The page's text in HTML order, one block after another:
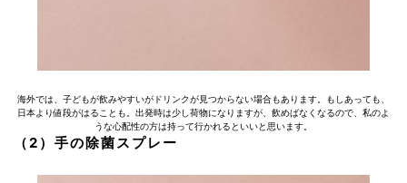
海外では、子どもが飲みやすいがドリンクが見つからない場合もあります。もしあっても、
日本より値段がはることも。出発時は少し荷物になりますが、飲めばなくなるので、私のよ
うな心配性の方は持って行かれるといいと思います。
（2）手の除菌スプレー